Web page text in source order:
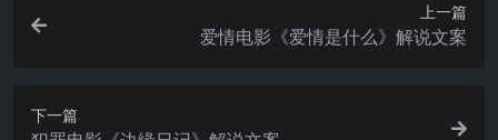
上一篇
爱情电影《爱情是什么》解说文案
下一篇